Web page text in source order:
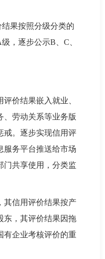
果按照分级分类的
，逐步公示B、C、
价结果嵌入就业、
、劳动关系等业务版
戒。逐步实现信用评
服务平台推送给市场
门共享使用，分类监
其信用评价结果按产
东，其评价结果因拖
有企业考核评价的重